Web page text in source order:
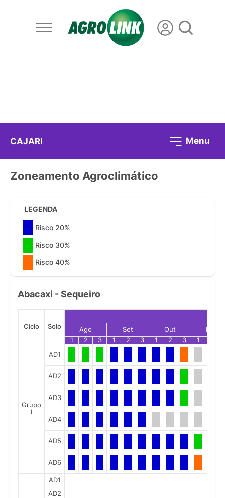
CAJARI Menu
Zoneamento Agroclimático
LEGENDA
Risco 20%
Risco 30%
Risco 40%
Abacaxi - Sequeiro
Ciclo Solo Ago Set Out
Nov
1
2 3 1 2 3 1 2 3 1
Grupo
I
AD1
AD2
AD3
AD4
AD5
AD6
AD1
AD2